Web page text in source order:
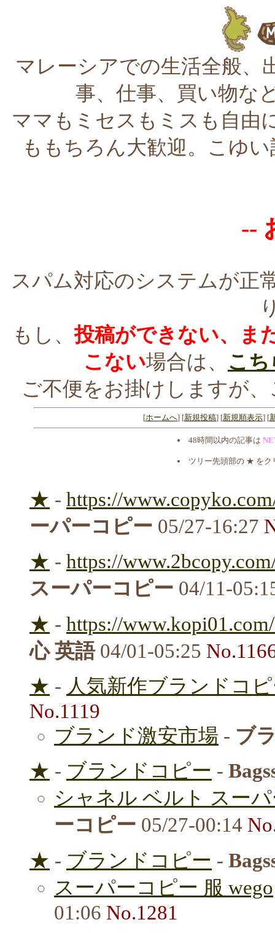
マレーシアでの生活全般、
事、仕事、買い物な
ママもミセスもミスも自由
ももちろん大歓迎。こゆ
--
スパム対応のシステムが正
もし、投稿ができない、ま
こない場合は、 こち
ご不便をお掛けしますが
[ホームへ] [新規投稿] [新規順表示] [
48時間以内の記事は
ツリー先頭部の ★ をク
★ - https://
ーパーコピー 05/27-16:27
★ - https://
スーパーコピー 04/11-
★ - https://
心 英語04/01-05:25
★ - 人気新作ブランドコ
No.1119
ブランド激安市場 - ブ
★ - ブランドコピー -
シャネル ベルト スー
ーコピー 05/27-00:14
★ - ブランドコピー -
スーパーコピー 服 wego
01:06 No.1281